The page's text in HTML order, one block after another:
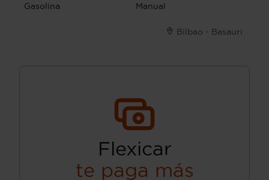
Gasolina
Manual
Bilbao - Basauri
Flexicar
te paga más